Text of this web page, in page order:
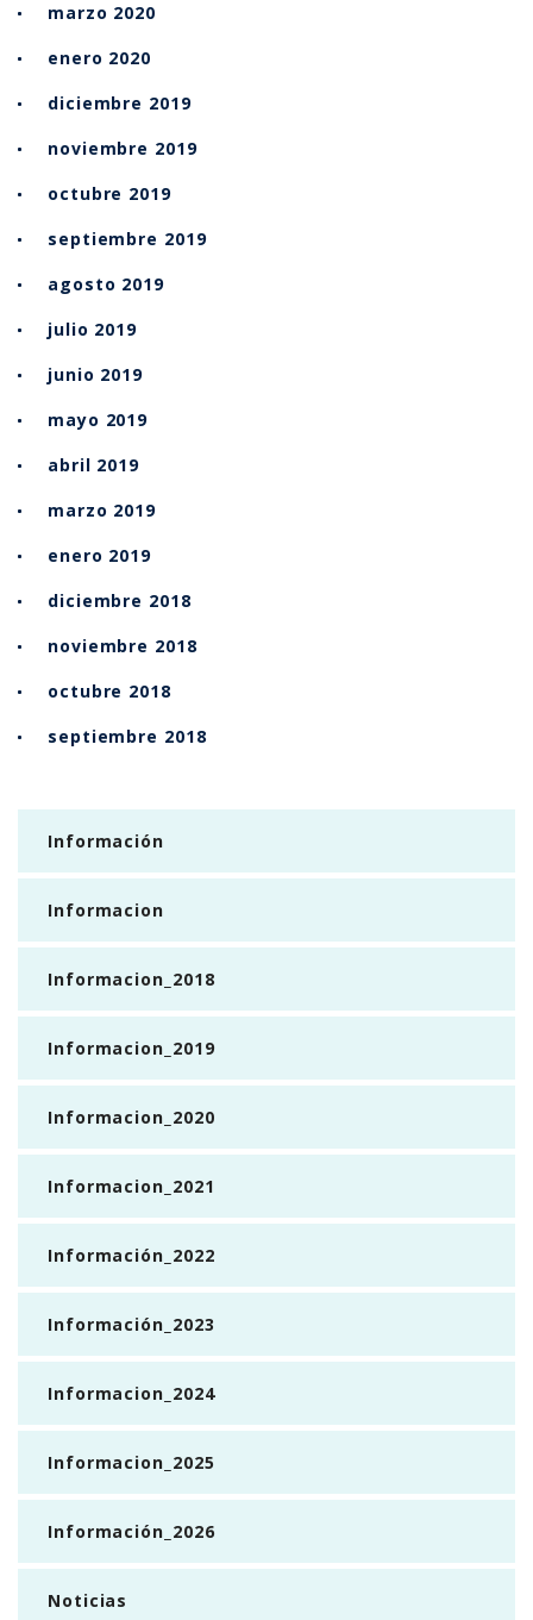
marzo 2020
enero 2020
diciembre 2019
noviembre 2019
octubre 2019
septiembre 2019
agosto 2019
julio 2019
junio 2019
mayo 2019
abril 2019
marzo 2019
enero 2019
diciembre 2018
noviembre 2018
octubre 2018
septiembre 2018
Información
Informacion
Informacion_2018
Informacion_2019
Informacion_2020
Informacion_2021
Información_2022
Información_2023
Informacion_2024
Informacion_2025
Información_2026
Noticias